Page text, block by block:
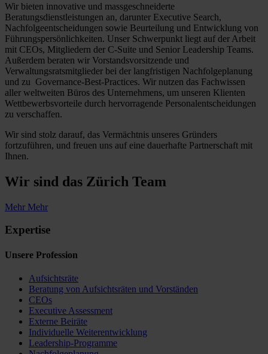
Wir bieten innovative und massgeschneiderte
Beratungsdienstleistungen an, darunter Executive Search,
Nachfolgeentscheidungen sowie Beurteilung und Entwicklung von
Führungspersönlichkeiten. Unser Schwerpunkt liegt auf der Arbeit
mit CEOs, Mitgliedern der C-Suite und Senior Leadership Teams.
Außerdem beraten wir Vorstandsvorsitzende und
Verwaltungsratsmitglieder bei der langfristigen Nachfolgeplanung
und zu Governance-Best-Practices. Wir nutzen das Fachwissen
aller weltweiten Büros des Unternehmens, um unseren Klienten
Wettbewerbsvorteile durch hervorragende Personalentscheidungen
zu verschaffen.
Wir sind stolz darauf, das Vermächtnis unseres Gründers
fortzuführen, und freuen uns auf eine dauerhafte Partnerschaft mit
Ihnen.
Wir sind das Zürich Team
Mehr Mehr
Expertise
Unsere Profession
Aufsichtsräte
Beratung von Aufsichtsräten und Vorständen
CEOs
Executive Assessment
Externe Beiräte
Individuelle Weiterentwicklung
Leadership-Programme